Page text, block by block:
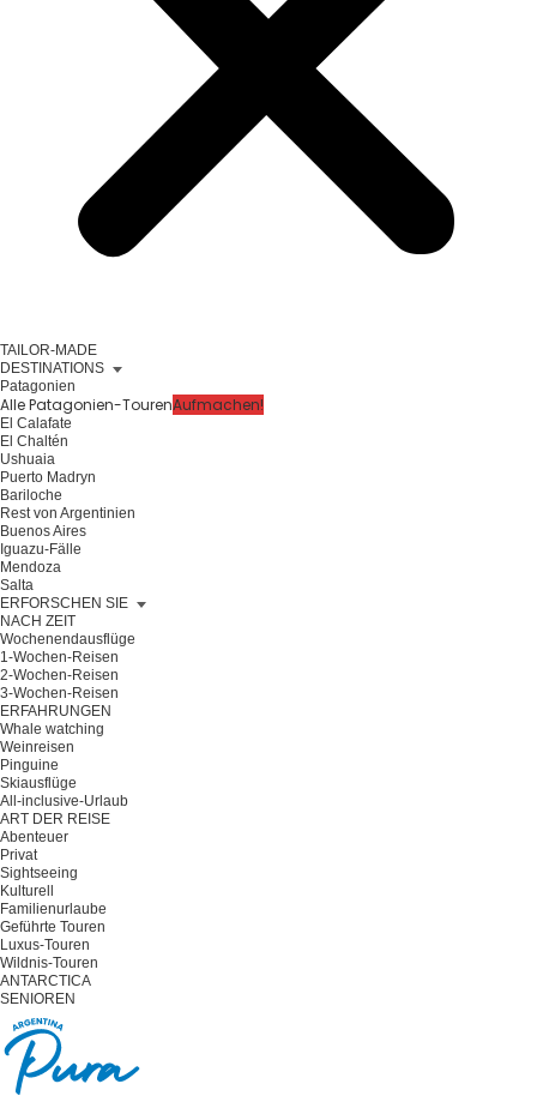
TAILOR-MADE
DESTINATIONS
Patagonien
Alle Patagonien-TourenAufmachen!
El Calafate
El Chaltén
Ushuaia
Puerto Madryn
Bariloche
Rest von Argentinien
Buenos Aires
Iguazu-Fälle
Mendoza
Salta
ERFORSCHEN SIE
NACH ZEIT
Wochenendausflüge
1-Wochen-Reisen
2-Wochen-Reisen
3-Wochen-Reisen
ERFAHRUNGEN
Whale watching
Weinreisen
Pinguine
Skiausflüge
All-inclusive-Urlaub
ART DER REISE
Abenteuer
Privat
Sightseeing
Kulturell
Familienurlaube
Geführte Touren
Luxus-Touren
Wildnis-Touren
ANTARCTICA
SENIOREN